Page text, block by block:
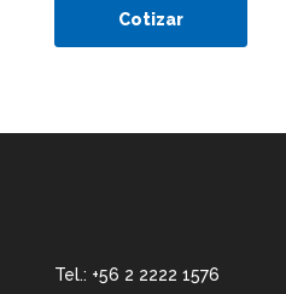
Cotizar
Tel.: +56 2 2222 1576